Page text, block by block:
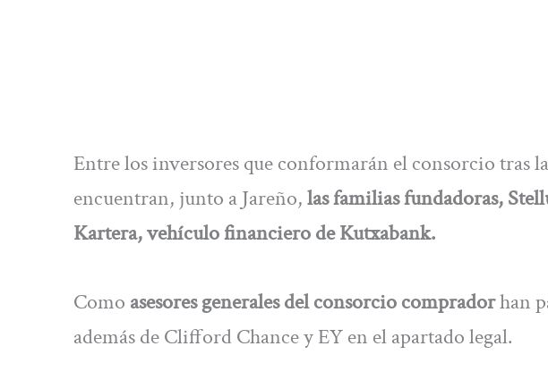
Entre los inversores que conformarán el consorcio tras
encuentran, junto a Jareño,las familias fundadoras,
Kartera, vehículo financiero de Kutxabank.
Como asesores generales del consorcio compradorhan
además de Clifford Chance y EY en el apartado legal.